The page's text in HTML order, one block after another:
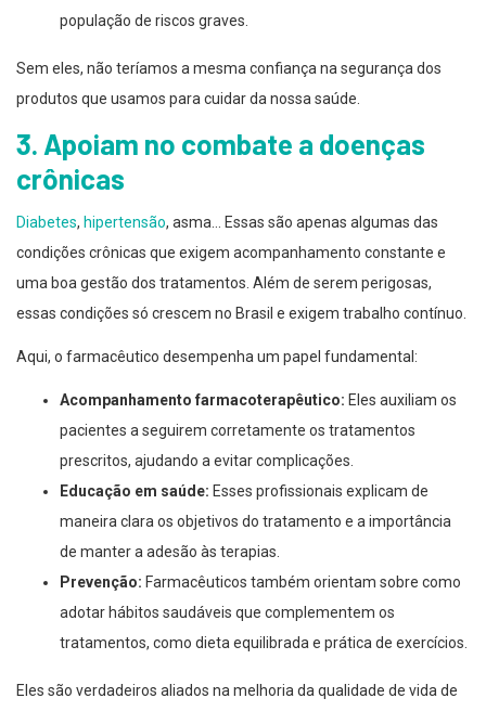
população de riscos graves.
Sem eles, não teríamos a mesma confiança na segurança dos
produtos que usamos para cuidar da nossa saúde.
3. Apoiam no combate a doenças
crônicas
Diabetes, hipertensão, asma… Essas são apenas algumas das
condições crônicas que exigem acompanhamento constante e
uma boa gestão dos tratamentos. Além de serem perigosas,
essas condições só crescem no Brasil e exigem trabalho contínuo.
Aqui, o farmacêutico desempenha um papel fundamental:
Acompanhamento farmacoterapêutico: Eles auxiliam os
pacientes a seguirem corretamente os tratamentos
prescritos, ajudando a evitar complicações.
Educação em saúde: Esses profissionais explicam de
maneira clara os objetivos do tratamento e a importância
de manter a adesão às terapias.
Prevenção: Farmacêuticos também orientam sobre como
adotar hábitos saudáveis que complementem os
tratamentos, como dieta equilibrada e prática de exercícios.
Eles são verdadeiros aliados na melhoria da qualidade de vida de